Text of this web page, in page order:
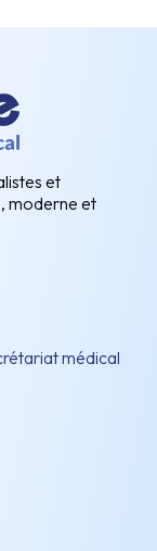
et
moderne et
médical